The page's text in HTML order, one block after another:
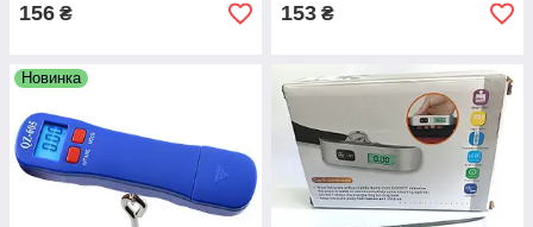
156 ₴ 153 ₴
Новинка